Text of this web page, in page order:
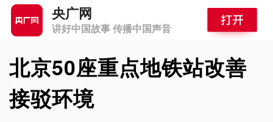
央广网
讲好中国故事 传播中国声音
北京50座重点地铁站改善
接驳环境